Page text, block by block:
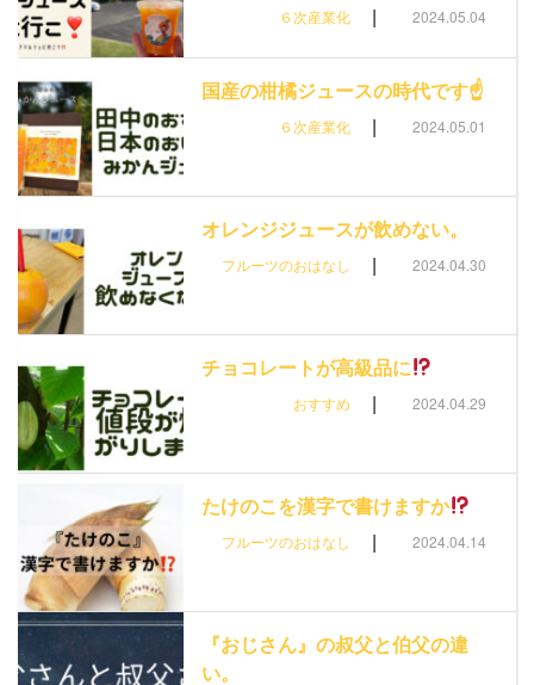
６次産業化 | 2024.05.04
国産の柑橘ジュースの時代です☝️
６次産業化 | 2024.05.01
オレンジジュースが飲めない。
フルーツのおはなし | 2024.04.30
チョコレートが高級品に
おすすめ | 2024.04.29
たけのこを漢字で書けますか
フルーツのおはなし | 2024.04.14
『おじさん』の叔父と伯父の違
い。